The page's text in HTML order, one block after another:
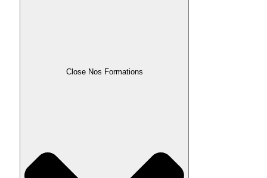
Close Nos Formations